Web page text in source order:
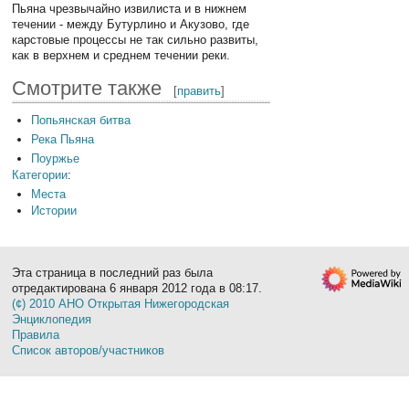
Пьяна чрезвычайно извилиста и в нижнем
течении - между Бутурлино и Акузово, где
карстовые процессы не так сильно развиты,
как в верхнем и среднем течении реки.
Смотрите также [править]
Попьянская битва
Река Пьяна
Поуржье
Категории:
Места
Истории
Эта страница в последний раз была
отредактирована 6 января 2012 года в 08:17.
(¢) 2010 АНО Открытая Нижегородская
Энциклопедия
Правила
Список авторов/участников